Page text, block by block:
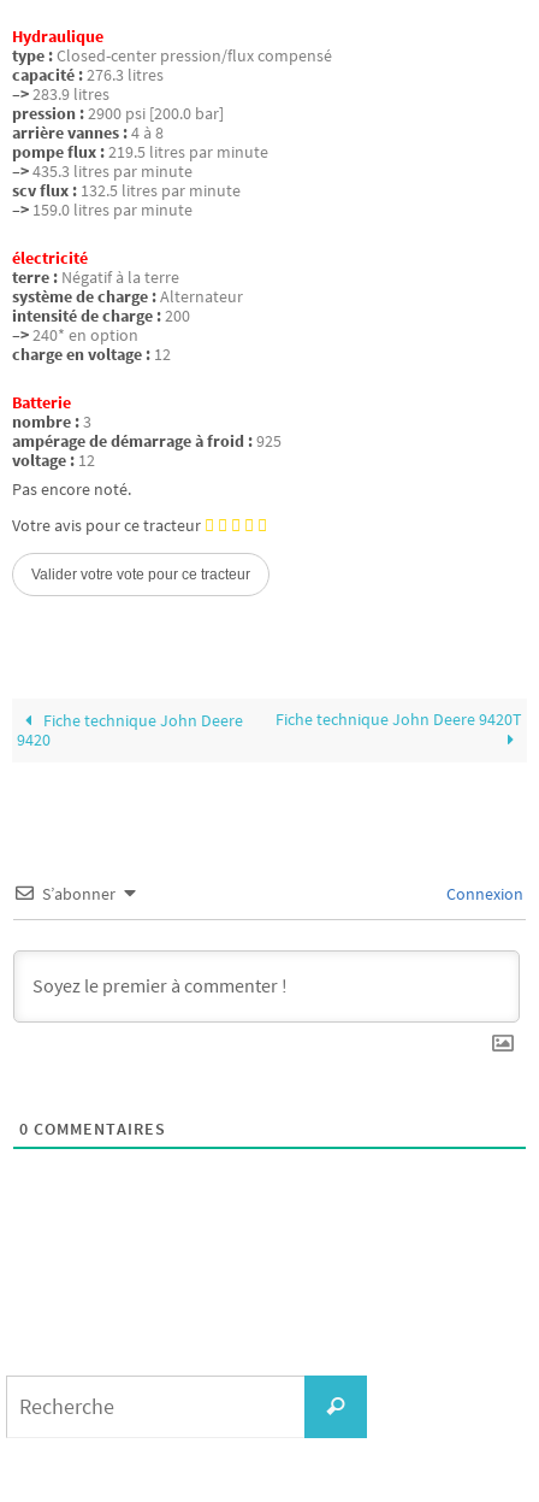
Hydraulique
type :Closed-center pression/flux compensé
capacité :276.3 litres
–>283.9 litres
pression :2900 psi [200.0 bar]
arrière vannes :4 à 8
pompe flux :219.5 litres par minute
–>435.3 litres par minute
scv flux : 132.5 litres par minute
–> 159.0 litres par minute
électricité
terre : Négatif à la terre
système de charge :Alternateur
intensité de charge :200
–>240* en option
charge en voltage : 12
Batterie
nombre :3
ampérage de démarrage à froid :925
voltage : 12
Pas encore noté.
Votre avis pour ce tracteur
Fiche technique John Deere
9420
Fiche technique John Deere 9420T
S’abonner Connexion
0 COMMENTAIRES
Recherche